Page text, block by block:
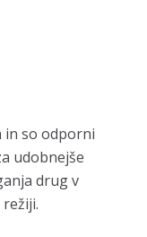
in so odporni
udobnejše
drug v